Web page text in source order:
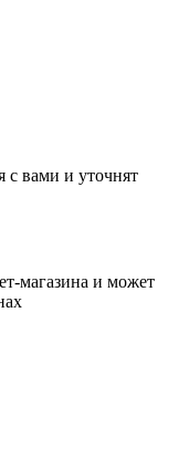
с вами и уточнят
магазина и может